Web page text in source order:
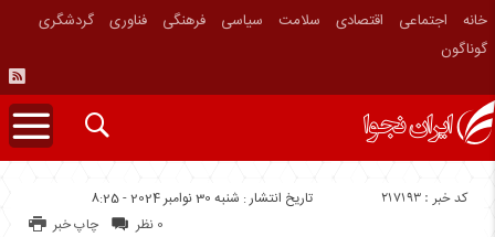
خانه اجتماعی اقتصادی سلامت سیاسی فرهنگی فناوری
گردشگری
گوناگون
تاریخ انتشار : شنبه 30 نوامبر 2024 - 8:25 کد خبر : 217193
چاپ خبر 0 نظر